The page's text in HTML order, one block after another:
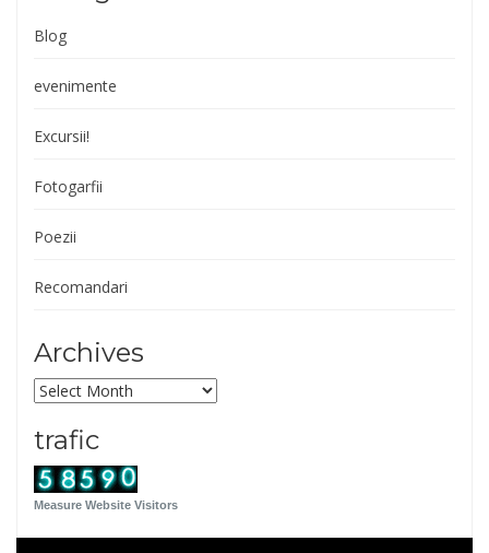
Blog
evenimente
Excursii!
Fotogarfii
Poezii
Recomandari
Archives
Archives
trafic
Measure Website Visitors